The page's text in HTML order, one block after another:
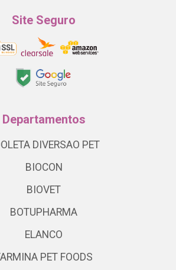
Site Seguro
Departamentos
DIVERSAO PET
BIOCON
BIOVET
BOTUPHARMA
ELANCO
PET FOODS